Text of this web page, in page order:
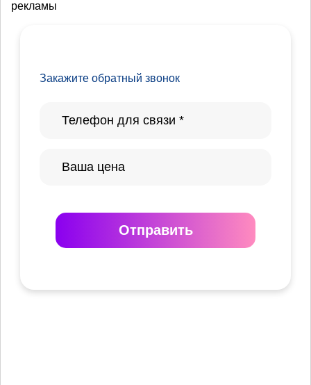
рекламы
Закажите обратный звонок
Отправить